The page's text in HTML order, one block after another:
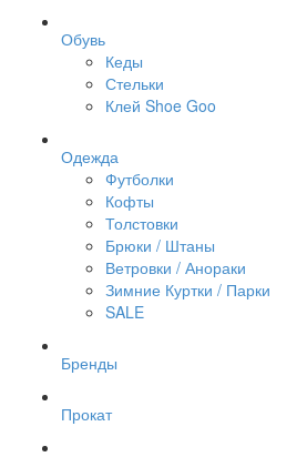
Обувь
Кеды
Стельки
Клей Shoe Goo
Одежда
Футболки
Кофты
Толстовки
Брюки / Штаны
Ветровки / Анораки
Зимние Куртки / Парки
SALE
Бренды
Прокат